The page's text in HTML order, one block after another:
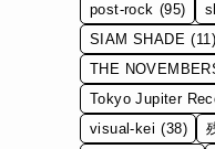
post-rock (95)
SIAM SHADE (11)
THE
Tokyo Jupiter
visual-kei (38)